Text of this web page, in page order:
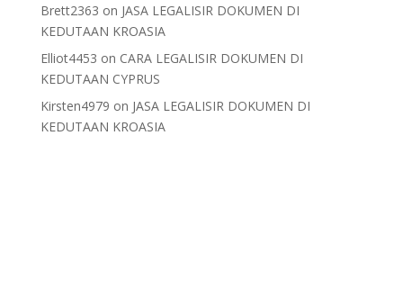
Brett2363 on JASA LEGALISIR DOKUMEN DI
KEDUTAAN KROASIA
Elliot4453 on CARA LEGALISIR DOKUMEN DI
KEDUTAAN CYPRUS
Kirsten4979 on JASA LEGALISIR DOKUMEN DI
KEDUTAAN KROASIA